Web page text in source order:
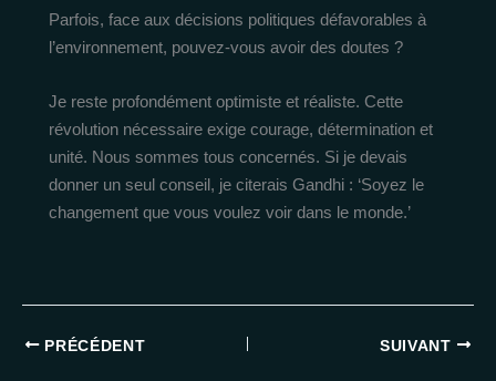
Parfois, face aux décisions politiques défavorables à
l’environnement, pouvez-vous avoir des doutes ?
Je reste profondément optimiste et réaliste. Cette
révolution nécessaire exige courage, détermination et
unité. Nous sommes tous concernés. Si je devais
donner un seul conseil, je citerais Gandhi : ‘Soyez le
changement que vous voulez voir dans le monde.’
PRÉCÉDENT SUIVANT